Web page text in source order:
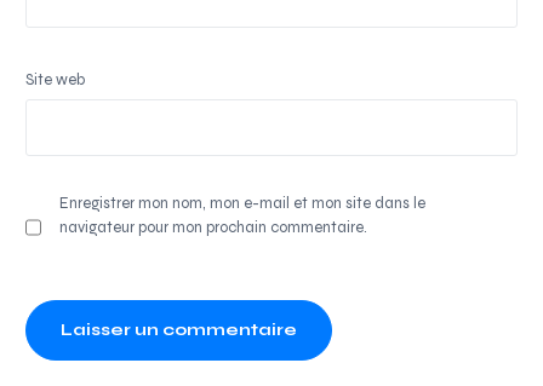
Site web
Enregistrer mon nom, mon e-mail et mon site dans le
navigateur pour mon prochain commentaire.